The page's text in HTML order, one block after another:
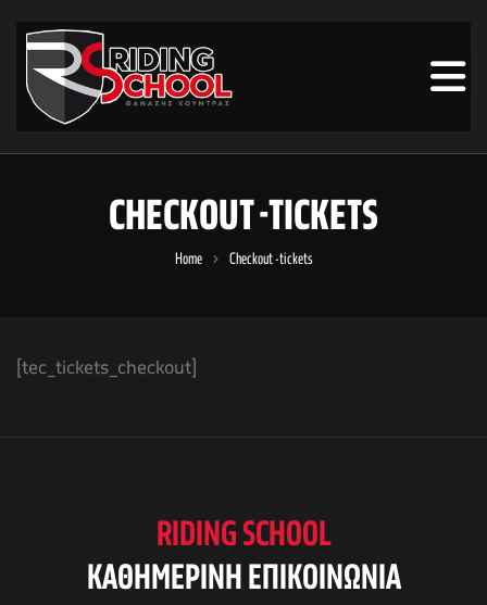
CHECKOUT -TICKETS
Home Checkout -tickets
[tec_tickets_checkout]
RIDING SCHOOL
KAΘΗΜΕΡΙΝΗ ΕΠΙΚΟΙΝΩΝΙΑ